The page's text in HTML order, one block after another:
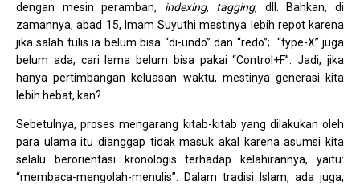
dengan mesin peramban, indexing, tagging, dll. Bahkan, di
zamannya, abad 15, Imam Suyuthi mestinya lebih repot karena
jika salah tulis ia belum bisa “di-undo” dan “redo”; “type-X” juga
belum ada, cari lema belum bisa pakai “Control+F”. Jadi, jika
hanya pertimbangan keluasan waktu, mestinya generasi kita
lebih hebat, kan?
Sebetulnya, proses mengarang kitab-kitab yang dilakukan oleh
para ulama itu dianggap tidak masuk akal karena asumsi kita
selalu berorientasi kronologis terhadap kelahirannya, yaitu:
“membaca-mengolah-menulis”. Dalam tradisi Islam, ada juga,